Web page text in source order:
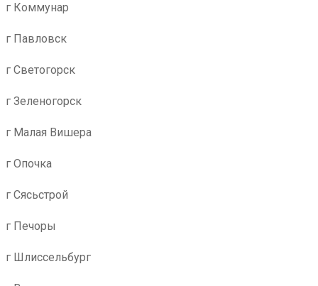
г Коммунар
г Павловск
г Светогорск
г Зеленогорск
г Малая Вишера
г Опочка
г Сясьстрой
г Печоры
г Шлиссельбург